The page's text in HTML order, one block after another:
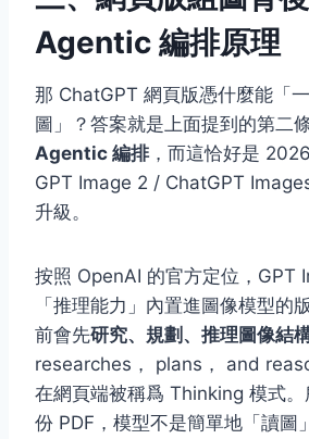
Agentic 編排原理
那 ChatGPT 網頁版憑什麼能「
圖」？答案就是上面提到的第
Agentic 編排，而這恰好是
GPT Image 2 / ChatGPT
升級。
按照 OpenAI 的官方定位，GPT
「推理能力」內置進圖像模型的
前會先研究、規劃、推理圖像結
researches， plans， and
在網頁端被稱爲 Thinking 模式
份 PDF，模型不是簡單地「讀圖